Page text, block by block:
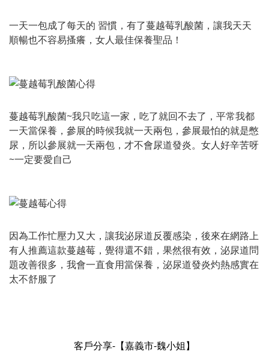
一天一包成了每天的 習慣，有了蔓越莓乳酸菌，讓我天天
順暢也不容易搔癢，女人最佳保養聖品！
蔓越莓乳酸菌~我只吃這一家，吃了就回不去了，平常我都
一天當保養，參展的時候我就一天兩包，參展最怕的就是憋
尿，所以參展就一天兩包，才不會尿道發炎。女人好辛苦呀
~一定要愛自己
因為工作忙壓力又大，讓我泌尿道反覆感染，後來在網路上
有人推薦這款蔓越莓，覺得還不錯，果然很有效，泌尿道問
題改善很多，我會一直食用當保養，泌尿道發炎灼熱感實在
太不舒服了
客戶分享- 【嘉義市-魏小姐】